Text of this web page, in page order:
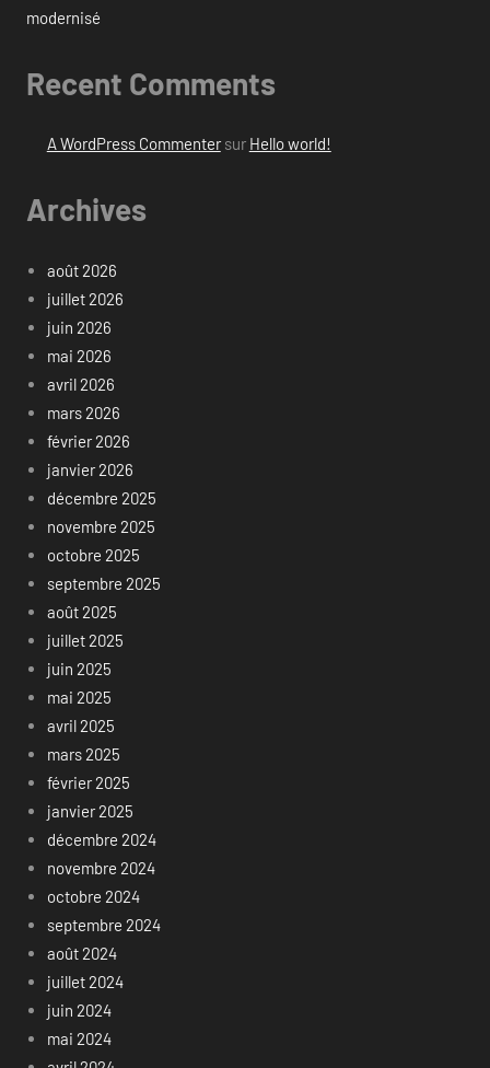
modernisé
Recent Comments
A WordPress Commentersur Hello world!
Archives
août 2026
juillet 2026
juin 2026
mai 2026
avril 2026
mars 2026
février 2026
janvier 2026
décembre 2025
novembre 2025
octobre 2025
septembre 2025
août 2025
juillet 2025
juin 2025
mai 2025
avril 2025
mars 2025
février 2025
janvier 2025
décembre 2024
novembre 2024
octobre 2024
septembre 2024
août 2024
juillet 2024
juin 2024
mai 2024